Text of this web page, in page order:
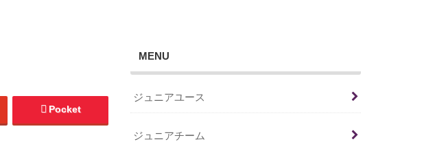
Pocket
MENU
ジュニアユース
ジュニアチーム